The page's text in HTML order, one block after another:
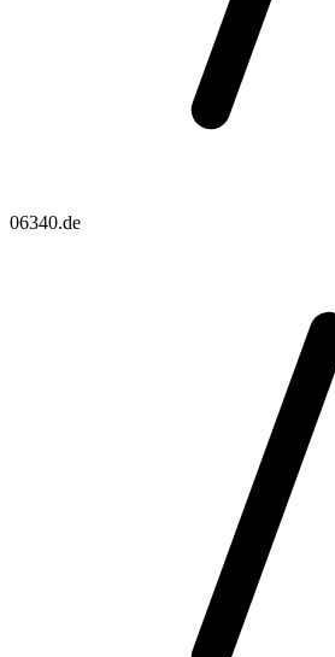
06340.de